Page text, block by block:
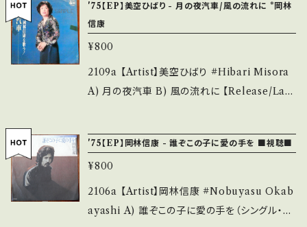
キズ多く痛み多 その他、+ - で補足しています。
*中古という事をご理解して頂ける方のご購入を
お願い致します。 Please purchase it if you
understand that it is second hand. *詳しく
は ■■■状態・説明 / 発送について■■■ を
面にてご確認ください。
り隠遁生活。演奏#柳田ヒログループ 視聴■O
BK162■https://youtu.be/ru3w1Wp2eJI
【Condition】Jacket/Record：B/B (国内盤) *
_________________________ 【Ab
out the state/状態説明】 S・新品未開封など
多 その他、+ - で補足しています。 *中古という
事をご理解して頂ける方のご購入をお願い致し
ます。 Please purchase it if you understan
d that it is second hand. *詳しくは ■■■
'75【EP】美空ひばり - 月の夜汽車/風の流れに *岡林
信康
¥800
2109a 【Artist】美空ひばり #Hibari Misora
A) 月の夜汽車 B) 風の流れに 【Release/Lab
https://youtu.be/pf0hyLjhynI B)■OBK14
8■https://youtu.be/yGqPngBR_i0 【Cond
ition】Jacket/Record：B/B (国内盤/見本盤)
*ジャケ＝シール痕、SAMPLE穴 ________
'75【EP】岡林信康 - 誰ぞこの子に愛の手を ■視聴■
¥800
2106a 【Artist】岡林信康 #Nobuyasu Okab
ayashi A) 誰ぞこの子に愛の手を（シングル・バ